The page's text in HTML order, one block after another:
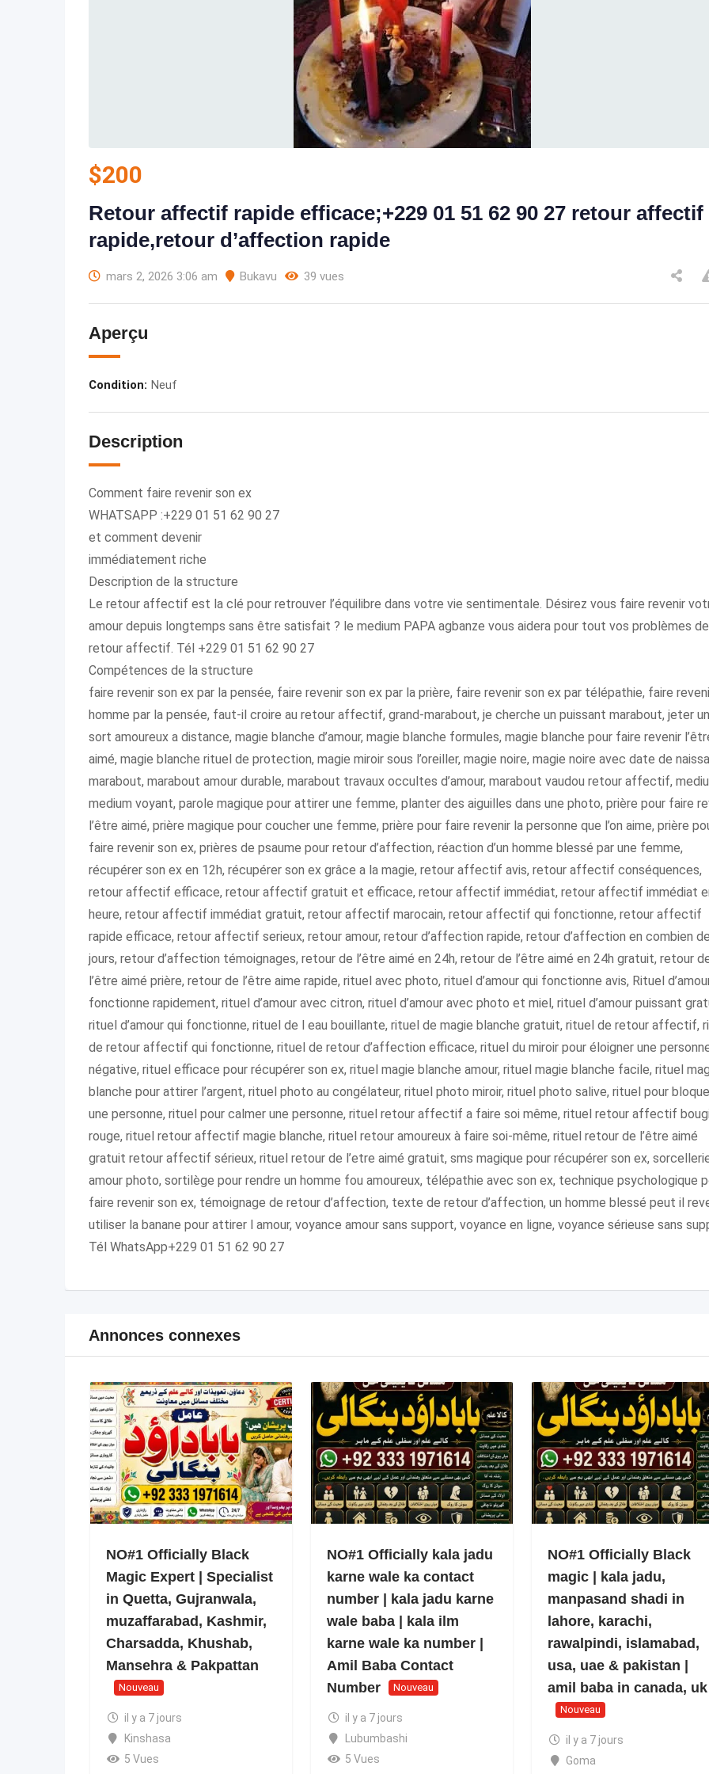
$200
Retour affectif rapide efficace;+229 01 51 62 90 27 retour affectif
rapide,retour d’affection rapide
mars 2, 2026 3:06 am Bukavu 39 vues
Aperçu
Condition: Neuf
Description
Comment faire revenir son ex
WHATSAPP :+229 01 51 62 90 27
et comment devenir
immédiatement riche
Description de la structure
Le retour affectif est la clé pour retrouver l’équilibre dans votre vie sentimentale. Désirez vous faire revenir
amour depuis longtemps sans être satisfait ? le medium PAPA agbanze vous aidera pour tout vos problèmes de
retour affectif. Tél +229 01 51 62 90 27
Compétences de la structure
faire revenir son ex par la pensée, faire revenir son ex par la prière, faire revenir son ex par télépathie, faire
homme par la pensée, faut-il croire au retour affectif, grand-marabout, je cherche un puissant marabout, jeter un
sort amoureux a distance, magie blanche d’amour, magie blanche formules, magie blanche pour faire revenir
aimé, magie blanche rituel de protection, magie miroir sous l’oreiller, magie noire, magie noire avec date de
marabout, marabout amour durable, marabout travaux occultes d’amour, marabout vaudou retour affectif,
medium voyant, parole magique pour attirer une femme, planter des aiguilles dans une photo, prière pour faire
l’être aimé, prière magique pour coucher une femme, prière pour faire revenir la personne que l’on aime, prière
faire revenir son ex, prières de psaume pour retour d’affection, réaction d’un homme blessé par une femme,
récupérer son ex en 12h, récupérer son ex grâce a la magie, retour affectif avis, retour affectif conséquences,
retour affectif efficace, retour affectif gratuit et efficace, retour affectif immédiat, retour affectif immédiat
heure, retour affectif immédiat gratuit, retour affectif marocain, retour affectif qui fonctionne, retour affectif
rapide efficace, retour affectif serieux, retour amour, retour d’affection rapide, retour d’affection en combien de
jours, retour d’affection témoignages, retour de l’être aimé en 24h, retour de l’être aimé en 24h gratuit, retour
l’être aimé prière, retour de l’être aime rapide, rituel avec photo, rituel d’amour qui fonctionne avis, Rituel
fonctionne rapidement, rituel d’amour avec citron, rituel d’amour avec photo et miel, rituel d’amour puissant
rituel d’amour qui fonctionne, rituel de l eau bouillante, rituel de magie blanche gratuit, rituel de retour affectif,
de retour affectif qui fonctionne, rituel de retour d’affection efficace, rituel du miroir pour éloigner une
négative, rituel efficace pour récupérer son ex, rituel magie blanche amour, rituel magie blanche facile, rituel
blanche pour attirer l’argent, rituel photo au congélateur, rituel photo miroir, rituel photo salive, rituel pour
une personne, rituel pour calmer une personne, rituel retour affectif a faire soi même, rituel retour affectif
rouge, rituel retour affectif magie blanche, rituel retour amoureux à faire soi-même, rituel retour de l’être aimé
gratuit retour affectif sérieux, rituel retour de l’etre aimé gratuit, sms magique pour récupérer son ex,
amour photo, sortilège pour rendre un homme fou amoureux, télépathie avec son ex, technique psychologique
faire revenir son ex, témoignage de retour d’affection, texte de retour d’affection, un homme blessé peut il
utiliser la banane pour attirer l amour, voyance amour sans support, voyance en ligne, voyance sérieuse sans
Tél WhatsApp+229 01 51 62 90 27
Annonces connexes
NO#1 Officially Black
Magic Expert | Specialist
in Quetta, Gujranwala,
muzaffarabad, Kashmir,
Charsadda, Khushab,
Mansehra & Pakpattan
Nouveau
il y a 7 jours
Kinshasa
5 Vues
NO#1 Officially kala jadu
karne wale ka contact
number | kala jadu karne
wale baba | kala ilm
karne wale ka number |
Amil Baba Contact
Number
Nouveau
il y a 7 jours
Lubumbashi
5 Vues
NO#1 Officially Black
magic | kala jadu,
manpasand shadi in
lahore, karachi,
rawalpindi, islamabad,
usa, uae & pakistan |
amil baba in canada, uk
Nouveau
il y a 7 jours
Goma